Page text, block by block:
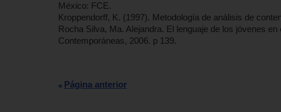
México: FCE.
Kroppendorff, K. (1997). Metodología de análisis de
Rocha Silva, Ma. Alejandra. El lenguaje de los jóvenes
Contemporáneas, 2006. p 139.
Página anterior